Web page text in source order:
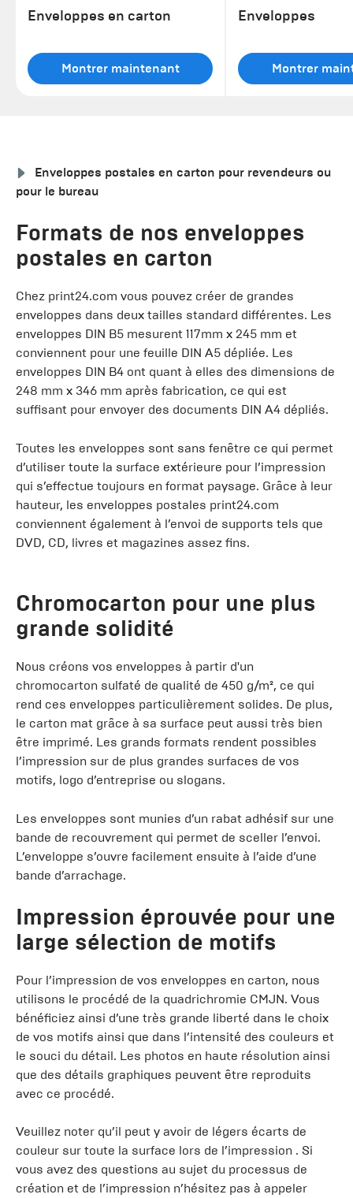
Enveloppes en carton
Montrer maintenant
Enveloppes
Montrer
Enveloppes postales en carton pour revendeurs ou
pour le bureau
Formats de nos enveloppes
postales en carton
Chez print24.com vous pouvez créer de grandes
enveloppes dans deux tailles standard différentes. Les
enveloppes DIN B5 mesurent 117mm x 245 mm et
conviennent pour une feuille DIN A5 dépliée. Les
enveloppes DIN B4 ont quant à elles des dimensions de
248 mm x 346 mm après fabrication, ce qui est
suffisant pour envoyer des documents DIN A4 dépliés.
Toutes les enveloppes sont sans fenêtre ce qui permet
d’utiliser toute la surface extérieure pour l’impression
qui s’effectue toujours en format paysage. Grâce à leur
hauteur, les enveloppes postales print24.com
conviennent également à l’envoi de supports tels que
DVD, CD, livres et magazines assez fins.
Chromocarton pour une plus
grande solidité
Nous créons vos enveloppes à partir d'un
chromocarton sulfaté de qualité de 450 g/m², ce qui
rend ces enveloppes particulièrement solides. De plus,
le carton mat grâce à sa surface peut aussi très bien
être imprimé. Les grands formats rendent possibles
l’impression sur de plus grandes surfaces de vos
motifs, logo d’entreprise ou slogans.
Les enveloppes sont munies d’un rabat adhésif sur une
bande de recouvrement qui permet de sceller l’envoi.
L’enveloppe s’ouvre facilement ensuite à l’aide d’une
bande d’arrachage.
Impression éprouvée pour une
large sélection de motifs
Pour l’impression de vos enveloppes en carton, nous
utilisons le procédé de la quadrichromie CMJN. Vous
bénéficiez ainsi d’une très grande liberté dans le choix
de vos motifs ainsi que dans l’intensité des couleurs et
le souci du détail. Les photos en haute résolution ainsi
que des détails graphiques peuvent être reproduits
avec ce procédé.
Veuillez noter qu’il peut y avoir de légers écarts de
couleur sur toute la surface lors de l’impression . Si
vous avez des questions au sujet du processus de
création et de l’impression n’hésitez pas à appeler